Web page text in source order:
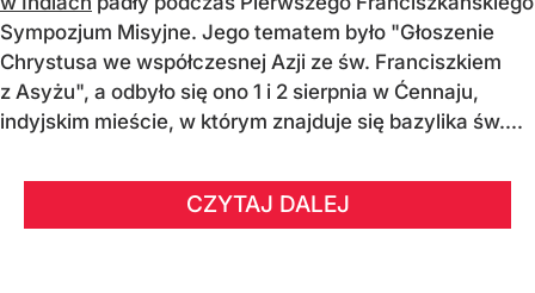
Sympozjum Misyjne. Jego tematem było "Głoszenie
Chrystusa we współczesnej Azji ze św. Franciszkiem
z Asyżu", a odbyło się ono 1 i 2 sierpnia w Ćennaju,
indyjskim mieście, w którym znajduje się bazylika św....
CZYTAJ DALEJ